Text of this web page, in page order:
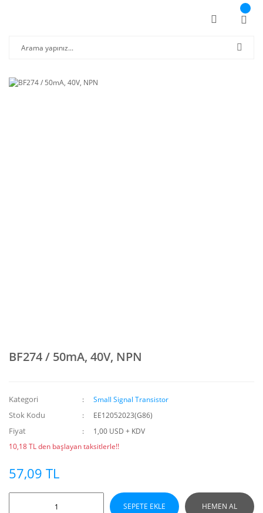
BF274 / 50mA, 40V, NPN
Kategori Small Signal Transistor
Stok Kodu EE12052023(G86)
Fiyat
1,00 USD + KDV
10,18 TL den başlayan taksitlerle!!
57,09 TL
SEPETE EKLE HEMEN AL